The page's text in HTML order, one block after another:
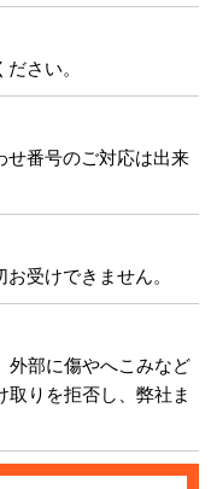
さい。
せ番号のご対応は出来
受けできません。
外部に傷やへこみなど
取りを拒否し、弊社ま